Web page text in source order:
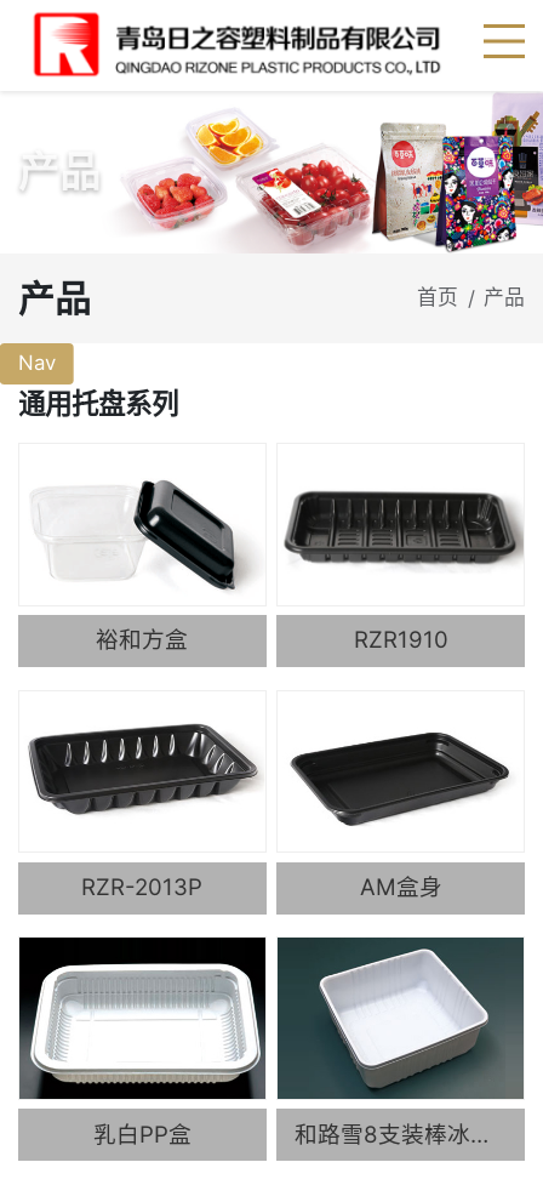
产品
产品 首页 / 产品
Nav
通用托盘系列
裕和方盒 RZR1910
RZR-2013P AM盒身
乳白PP盒 和路雪8支装棒冰托盒方盒